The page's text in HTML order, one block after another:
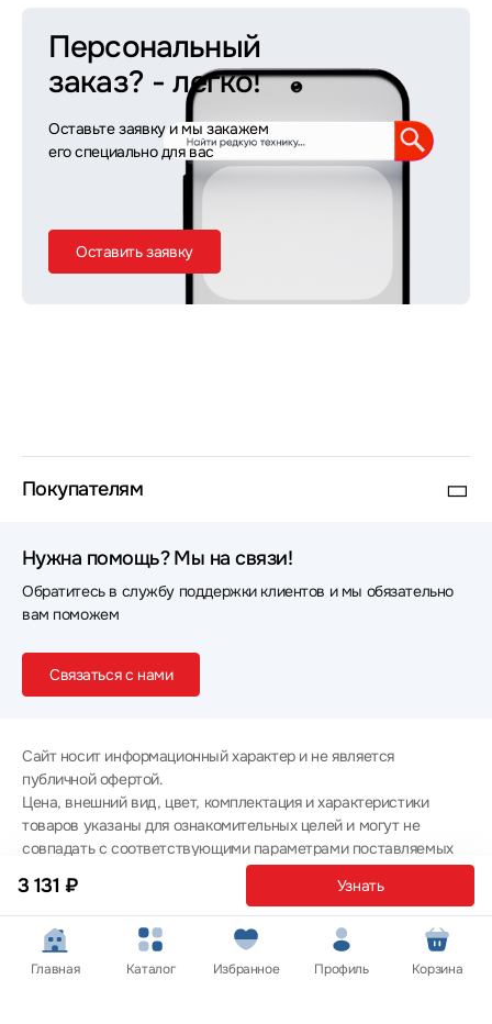
3 131 ₽ Узнать
Персональный
заказ? - легко!
Оставьте заявку и мы закажем
его специально для вас
Оставить заявку
Покупателям
Нужна помощь? Мы на связи!
Обратитесь в службу поддержки клиентов и мы обязательно
вам поможем
Связаться с нами
Сайт носит информационный характер и не является
публичной офертой.
Цена, внешний вид, цвет, комплектация и характеристики
товаров указаны для ознакомительных целей и могут не
совпадать с соответствующими параметрами поставляемых
товаров - уточняйте информацию у менеджера при
оформлении заказа.
Политика конфиденциальности
© 2012 — 2026 ООО «Эпл Тэк»
Главная Каталог Избранное Профиль Корзина